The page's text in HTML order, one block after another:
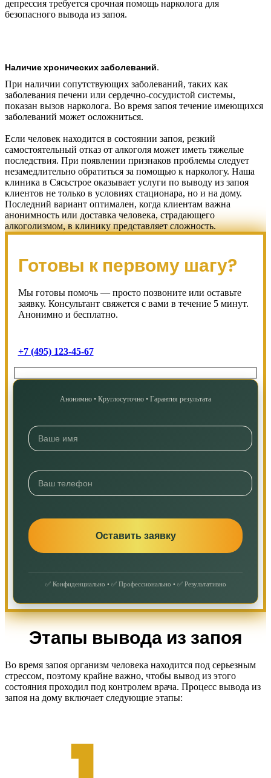
депрессия требуется срочная помощь нарколога для
безопасного вывода из запоя.
Наличие хронических заболеваний.
При наличии сопутствующих заболеваний, таких как
заболевания печени или сердечно-сосудистой системы,
показан вызов нарколога. Во время запоя течение имеющихся
заболеваний может осложниться.
Если человек находится в состоянии запоя, резкий
самостоятельный отказ от алкоголя может иметь тяжелые
последствия. При появлении признаков проблемы следует
незамедлительно обратиться за помощью к наркологу. Наша
клиника в Сясьстрое оказывает услуги по выводу из запоя
клиентов не только в условиях стационара, но и на дому.
Последний вариант оптимален, когда клиентам важна
анонимность или доставка человека, страдающего
алкоголизмом, в клинику представляет сложность.
Готовы к первому шагу?
Мы готовы помочь — просто позвоните или оставьте
заявку. Консультант свяжется с вами в течение 5 минут.
Анонимно и бесплатно.
+7 (495) 123-45-67
Анонимно • Круглосуточно • Гарантия результата
✅ Конфиденциально • ✅ Профессионально • ✅ Результативно
Этапы вывода из запоя
Во время запоя организм человека находится под серьезным
стрессом, поэтому крайне важно, чтобы вывод из этого
состояния проходил под контролем врача. Процесс вывода из
запоя на дому включает следующие этапы: